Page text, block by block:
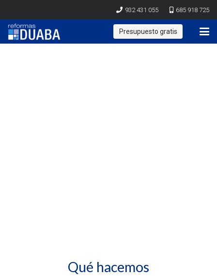
932 431 055 685 918 725
Presupuesto gratis
Qué hacemos